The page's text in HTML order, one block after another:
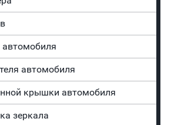
автомобиля
крышки автомобиля
зеркала